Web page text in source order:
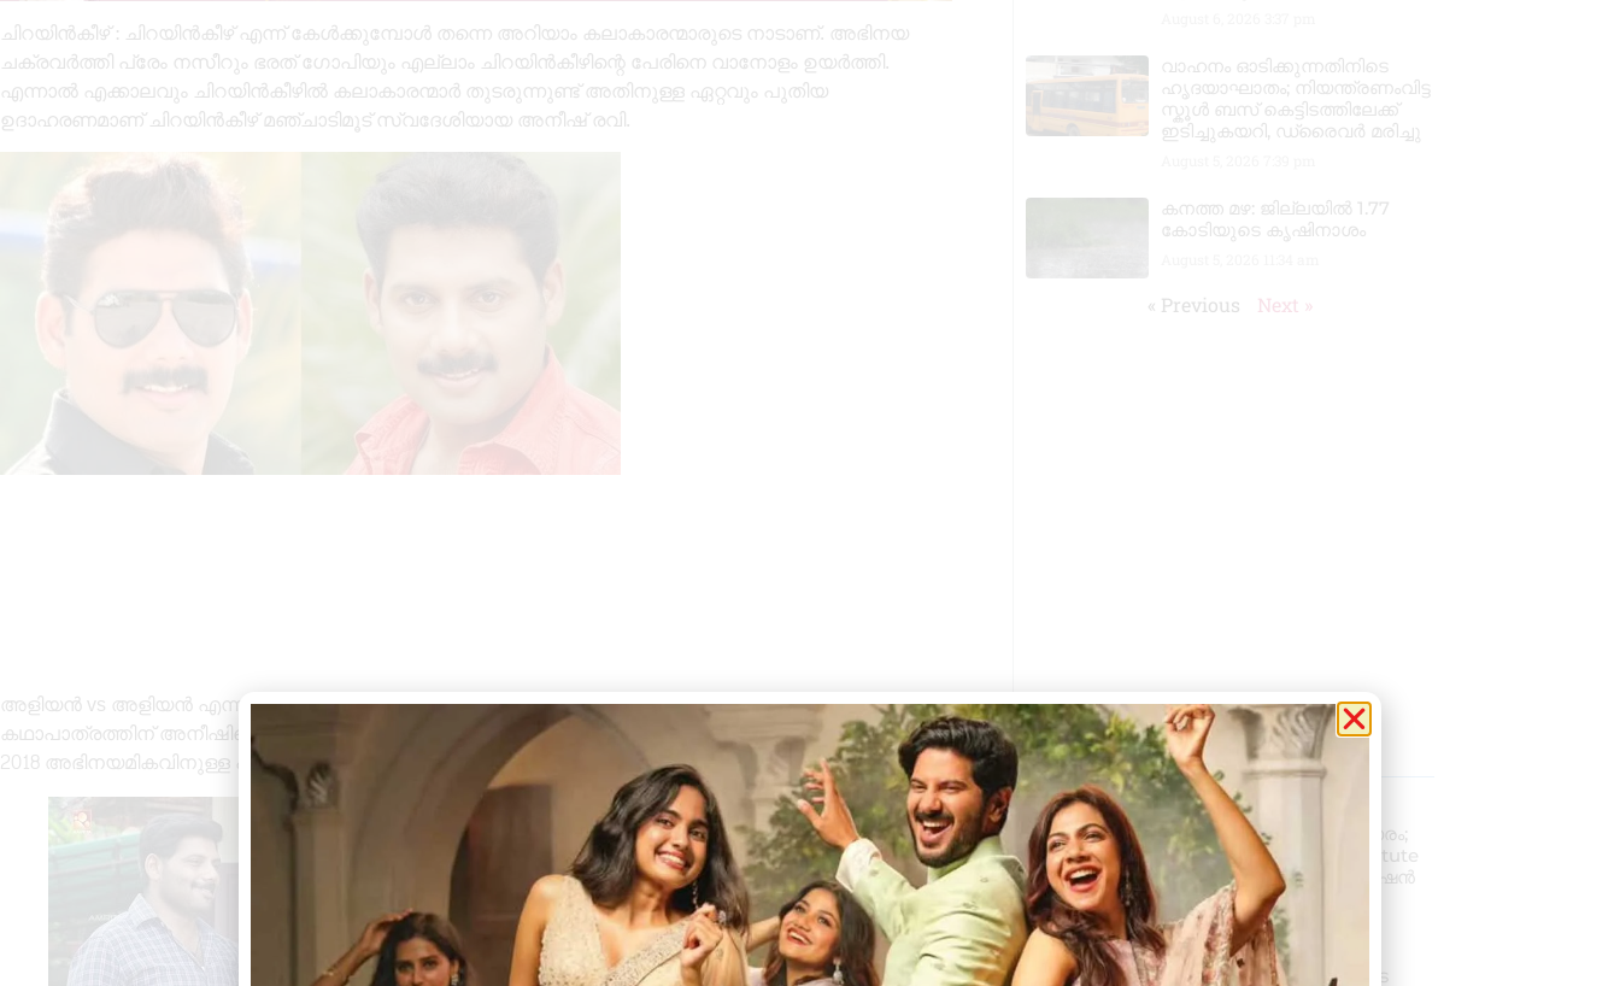
ചിറയിൻകീഴ് : ചിറയിൻകീഴ് എന്ന് കേൾക്കുമ്പോൾ തന്നെ അറിയാം കലാകാരന്മാരുടെ നാടാണ്. അഭിനയ
ചക്രവർത്തി പ്രേം നസീറും ഭരത് ഗോപിയും എല്ലാം ചിറയിൻകീഴിന്റെ പേരിനെ വാനോളം ഉയർത്തി.
എന്നാൽ എക്കാലവും ചിറയിൻകീഴിൽ കലാകാരന്മാർ തുടരുന്നുണ്ട് അതിനുള്ള ഏറ്റവും പുതിയ
ഉദാഹരണമാണ് ചിറയിൻകീഴ് മഞ്ചാടിമൂട് സ്വദേശിയായ അനീഷ് രവി.
അളിയൻ vs അളിയൻ എന്ന അമൃത ചാനലിലെ പരമ്പരയിൽ അനീഷ് രവി അഭിനയിക്കുന്ന കനകൻ എന്ന
കഥാപാത്രത്തിന് അനീഷിനെ തേടി സംസ്ഥാന അവാർഡ് എത്തി. കേരള സംസ്ഥാന ടെലിവിഷൻ അവാർഡ്
2018 അഭിനയമികവിനുള്ള പ്രത്യേക ജ്യൂറി അവാർഡ് ആണ് ലഭിച്ചത്.
വാഹനം ഓടിക്കുന്നതിനിടെ
ഹൃദയാഘാതം; നിയന്ത്രണംവിട്ട
സ്കൂൾ ബസ് കെട്ടിടത്തിലേക്ക്
ഇടിച്ചുകയറി, ഡ്രൈവർ മരിച്ചു
കനത്ത മഴ: ജില്ലയിൽ 1.77
കോടിയുടെ കൃഷിനാശം
« Previous Next »
More Posts
പ്രൊഫഷണൽ
അക്കൗണ്ടന്റാകാൻ അവസരം;
കിലിമാനൂരിൽ Elixer Institute
Of Accounting-ൽ അഡ്മിഷൻ
ആരംഭിച്ചു
August 6, 20263:37 pm
വാഹനം ഓടിക്കുന്നതിനിടെ